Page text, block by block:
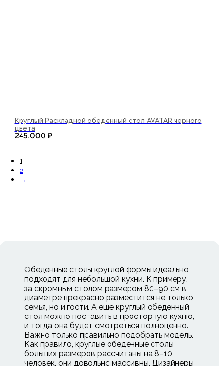
Круглый Раскладной обеденный стол AVATAR черного
цвета
245.000 ₽
1
2
→
Обеденные столы круглой формы идеально
подходят для небольшой кухни. К примеру,
за скромным столом размером 80–90 см в
диаметре прекрасно разместится не только
семья, но и гости. А ещё круглый обеденный
стол можно поставить в просторную кухню,
и тогда она будет смотреться полноценно.
Важно только правильно подобрать модель.
Как правило, круглые обеденные столы
больших размеров рассчитаны на 8–10
человек, они довольно массивны. Дизайнеры